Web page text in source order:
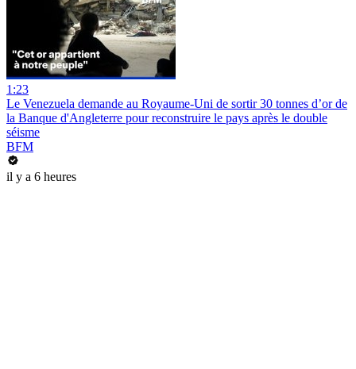
1:23
Le Venezuela demande au Royaume-Uni de sortir 30 tonnes d’or de
la Banque d'Angleterre pour reconstruire le pays après le double
séisme
BFM
il y a 6 heures